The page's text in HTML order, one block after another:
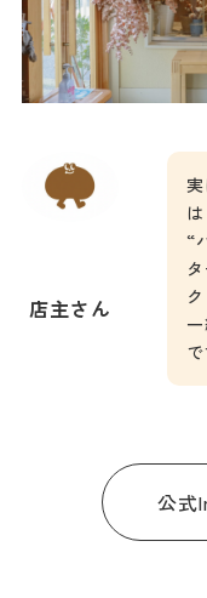
店主さん
“
公式